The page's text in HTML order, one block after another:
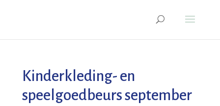
Kinderkleding- en
speelgoedbeurs september